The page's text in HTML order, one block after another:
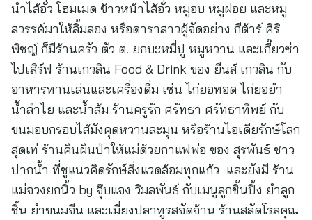
นำไส้อั่ว โฮมเมด ข้าวหน้าไส้อั่ว หมูอบ หมูฝอย และหมู
สวรรค์มาให้ลิ้มลอง หรือดาราสาวผู้จัดอย่าง กีต้าร์ ศิริ
พิชญ์ ก็มีร้านครัว ตัว ต. ยกบะหมี่ปู หมูหวาน และเกี๊ยวซ่า
ไปเสิร์ฟ ร้านเกวลิน Food & Drink ของ ยีนส์ เกวลิน กับ
อาหารทานเล่นและเครื่องดื่ม เช่น ไก่ยอทอด ไก่ยอยำ
น้ำลำไย และน้ำส้ม ร้านครูรัก ศรัทธา ศรัทธาทิพย์ กับ
ขนมอบกรอบไส้มังคุดหวานละมุน หรือร้านไอเดียรักษ์โลก
สุดเท่ ร้านคืนผืนป่าให้แม่ด้วยกาแฟพ่อ ของ สุรพันธ์ ชาว
ปากน้ำ ที่ชูแนวคิดรักษ์สิ่งแวดล้อมทุกแก้ว และยังมี ร้าน
แม่จวงยกนิ้ว by จุ๊บแจง วิมลพันธ์ กับเมนูลูกชิ้นปิ้ง ยำลูก
ชิ้น ยำขนมจีน และเมี่ยงปลาทูรสจัดจ้าน ร้านสลัดโรลคุณ